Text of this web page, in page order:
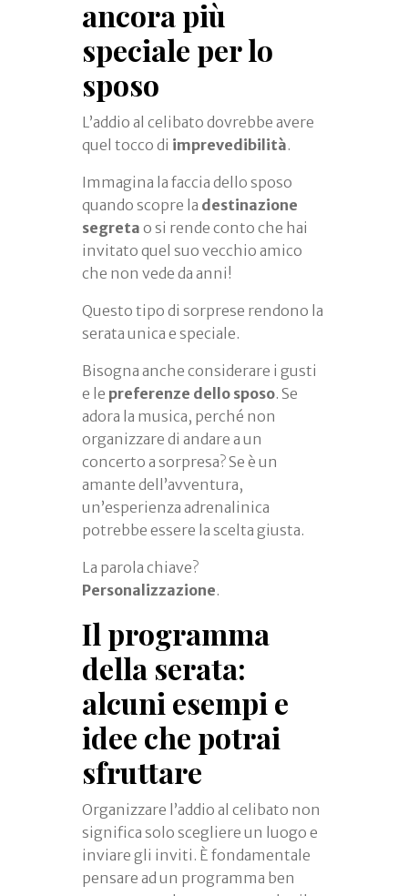
ancora più
speciale per lo
sposo
L’addio al celibato dovrebbe avere
quel tocco di imprevedibilità.
Immagina la faccia dello sposo
quando scopre la destinazione
segreta o si rende conto che hai
invitato quel suo vecchio amico
che non vede da anni!
Questo tipo di sorprese rendono la
serata unica e speciale.
Bisogna anche considerare i gusti
e le preferenze dello sposo. Se
adora la musica, perché non
organizzare di andare a un
concerto a sorpresa? Se è un
amante dell’avventura,
un’esperienza adrenalinica
potrebbe essere la scelta giusta.
La parola chiave?
Personalizzazione.
Il programma
della serata:
alcuni esempi e
idee che potrai
sfruttare
Organizzare l’addio al celibato non
significa solo scegliere un luogo e
inviare gli inviti. È fondamentale
pensare ad un programma ben